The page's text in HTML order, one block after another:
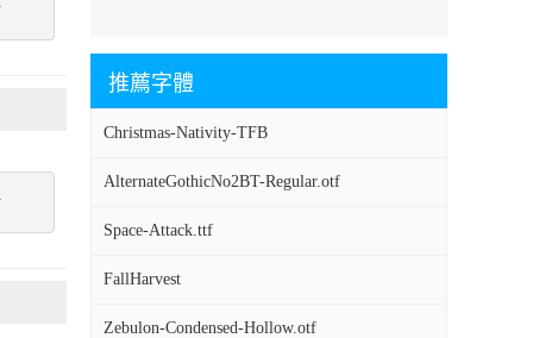
推薦字體
Christmas-Nativity-TFB
AlternateGothicNo2BT-Regular.otf
Space-Attack.ttf
FallHarvest
Zebulon-Condensed-Hollow.otf